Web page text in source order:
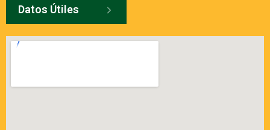
Datos Útiles